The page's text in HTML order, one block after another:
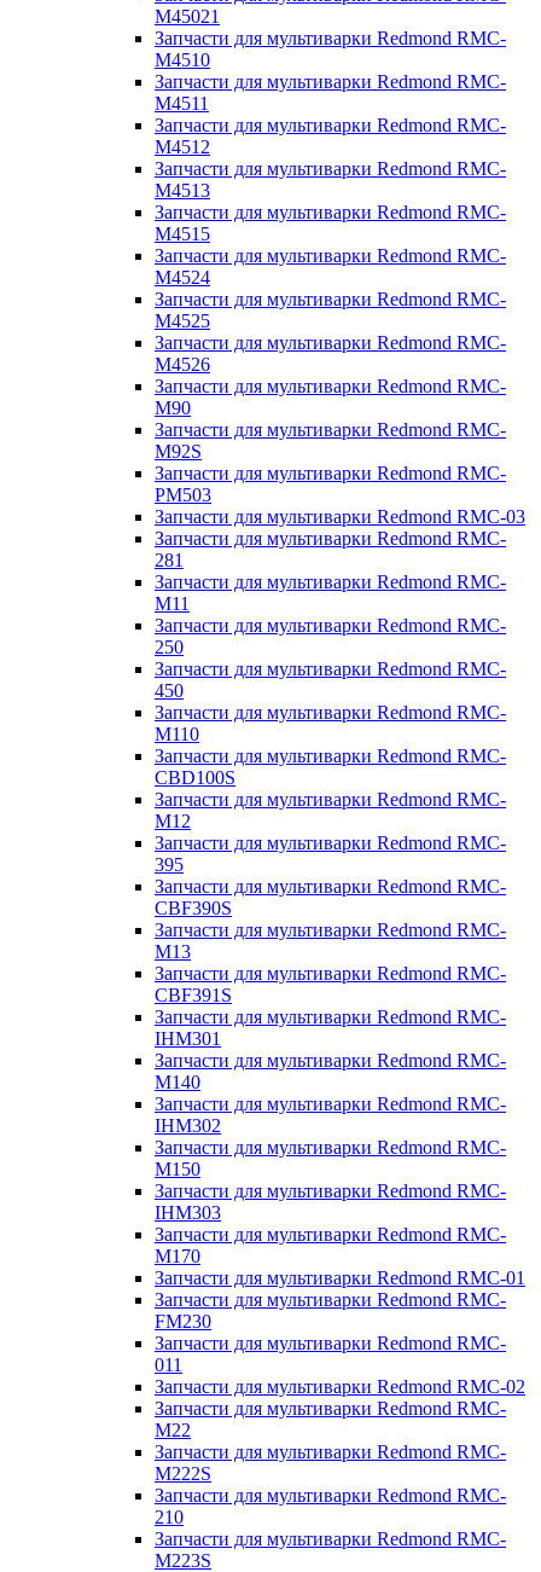
M45021
Запчасти для мультиварки Redmond RMC-
M4510
Запчасти для мультиварки Redmond RMC-
M4511
Запчасти для мультиварки Redmond RMC-
M4512
Запчасти для мультиварки Redmond RMC-
M4513
Запчасти для мультиварки Redmond RMC-
M4515
Запчасти для мультиварки Redmond RMC-
M4524
Запчасти для мультиварки Redmond RMC-
M4525
Запчасти для мультиварки Redmond RMC-
M4526
Запчасти для мультиварки Redmond RMC-
M90
Запчасти для мультиварки Redmond RMC-
M92S
Запчасти для мультиварки Redmond RMC-
PM503
Запчасти для мультиварки Redmond RMC-03
Запчасти для мультиварки Redmond RMC-
281
Запчасти для мультиварки Redmond RMC-
M11
Запчасти для мультиварки Redmond RMC-
250
Запчасти для мультиварки Redmond RMC-
450
Запчасти для мультиварки Redmond RMC-
M110
Запчасти для мультиварки Redmond RMC-
CBD100S
Запчасти для мультиварки Redmond RMC-
M12
Запчасти для мультиварки Redmond RMC-
395
Запчасти для мультиварки Redmond RMC-
CBF390S
Запчасти для мультиварки Redmond RMC-
M13
Запчасти для мультиварки Redmond RMC-
CBF391S
Запчасти для мультиварки Redmond RMC-
IHM301
Запчасти для мультиварки Redmond RMC-
M140
Запчасти для мультиварки Redmond RMC-
IHM302
Запчасти для мультиварки Redmond RMC-
M150
Запчасти для мультиварки Redmond RMC-
IHM303
Запчасти для мультиварки Redmond RMC-
M170
Запчасти для мультиварки Redmond RMC-01
Запчасти для мультиварки Redmond RMC-
FM230
Запчасти для мультиварки Redmond RMC-
011
Запчасти для мультиварки Redmond RMC-02
Запчасти для мультиварки Redmond RMC-
M22
Запчасти для мультиварки Redmond RMC-
M222S
Запчасти для мультиварки Redmond RMC-
210
Запчасти для мультиварки Redmond RMC-
M223S